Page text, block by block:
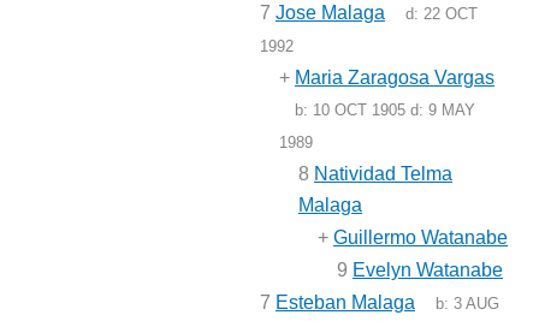
7 Jose Malaga d:22 OCT
1992
+ Maria Zaragosa Vargas
b: 10 OCT 1905 d:9 MAY
1989
8 Natividad Telma
Malaga
+ Guillermo Watanabe
9 Evelyn Watanabe
7 Esteban Malaga b:3 AUG